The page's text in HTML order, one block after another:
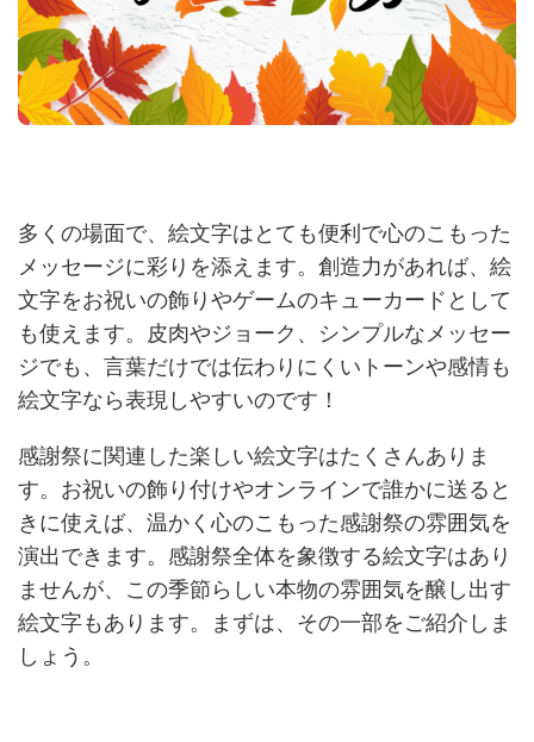
多くの場面で、絵文字はとても便利で心のこもった
メッセージに彩りを添えます。創造力があれば、絵
文字をお祝いの飾りやゲームのキューカードとして
も使えます。皮肉やジョーク、シンプルなメッセー
ジでも、言葉だけでは伝わりにくいトーンや感情も
絵文字なら表現しやすいのです！
感謝祭に関連した楽しい絵文字はたくさんありま
す。お祝いの飾り付けやオンラインで誰かに送ると
きに使えば、温かく心のこもった感謝祭の雰囲気を
演出できます。感謝祭全体を象徴する絵文字はあり
ませんが、この季節らしい本物の雰囲気を醸し出す
絵文字もあります。まずは、その一部をご紹介しま
しょう。